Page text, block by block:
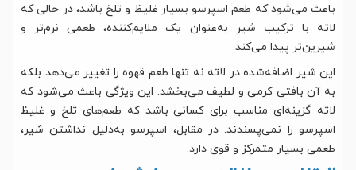
باعث می‌شود که طعم اسپرسو بسیار غلیظ و تلخ باشد، در حالی که
لاته با ترکیب شیر به‌عنوان یک ملایم‌کننده، طعمی نرم‌تر و
شیرین‌تر پیدا می‌کند.
این شیر اضافه‌شده در لاته نه تنها طعم قهوه را تغییر می‌دهد بلکه
به آن بافتی کرمی و لطیف می‌بخشد. این ویژگی باعث می‌شود که
لاته گزینه‌ای مناسب برای کسانی باشد که طعم‌های تلخ و غلیظ
اسپرسو را نمی‌پسندند. در مقابل، اسپرسو به‌دلیل نداشتن شیر،
طعمی بسیار متمرکز و قوی دارد.